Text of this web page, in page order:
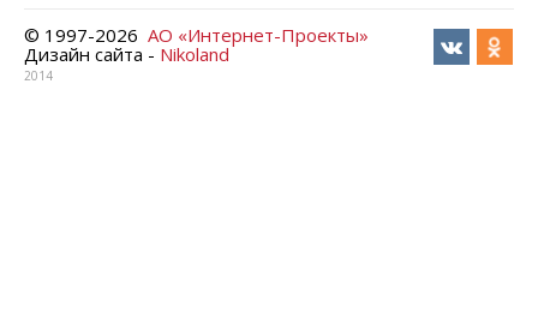
© 1997-2026 АО «Интернет-Проекты»
Дизайн сайта - Nikoland
2014